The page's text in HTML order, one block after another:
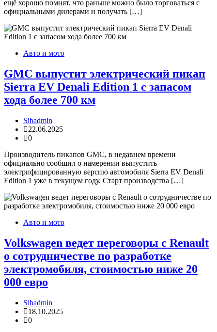
ещё хорошо помнят, что раньше можно было торговаться с
официальными дилерами и получать […]
Авто и мото
GMC выпустит электрический пикап
Sierra EV Denali Edition 1 с запасом
хода более 700 км
Sibadmin
22.06.2025
0
Производитель пикапов GMC, в недавнем времени
официально сообщил о намерении выпустить
электрифицированную версию автомобиля Sierra EV Denali
Edition 1 уже в текущем году. Старт производства […]
Авто и мото
Volkswagen ведет переговоры с Renault
о сотрудничестве по разработке
электромобиля, стоимостью ниже 20
000 евро
Sibadmin
18.10.2025
0